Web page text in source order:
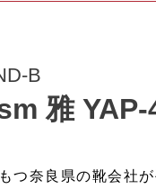
B
雅
つ奈良県の靴会社